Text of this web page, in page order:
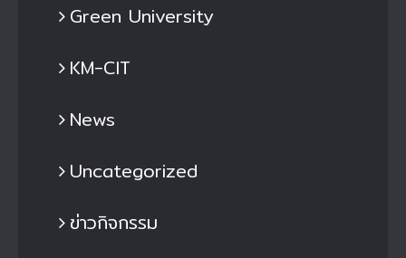
Green University
KM-CIT
News
Uncategorized
ข่าวกิจกรรม